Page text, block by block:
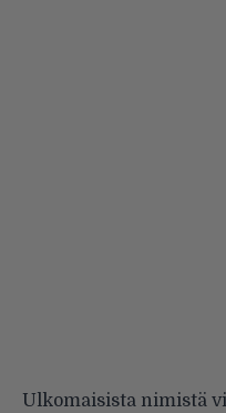
Ulkomaisista nimistä